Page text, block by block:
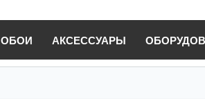
ОБОИ АКСЕССУАРЫ